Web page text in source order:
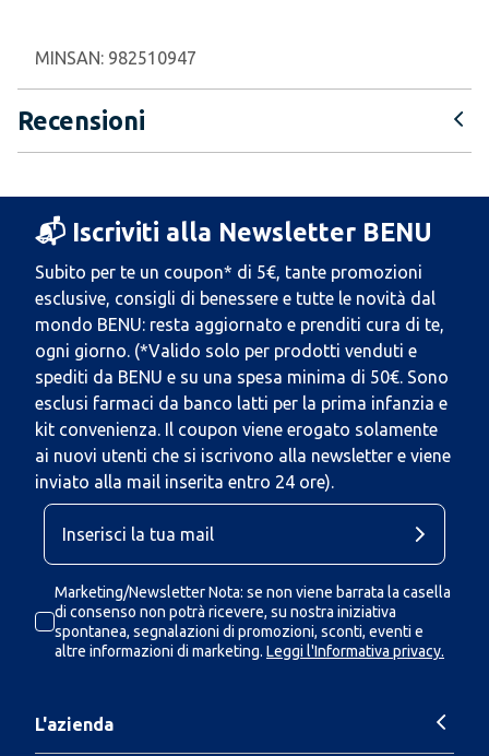
MINSAN: 982510947
Recensioni
📬 Iscriviti alla Newsletter BENU
Subito per te un coupon* di 5€, tante promozioni
esclusive, consigli di benessere e tutte le novità dal
mondo BENU: resta aggiornato e prenditi cura di te,
ogni giorno. (*Valido solo per prodotti venduti e
spediti da BENU e su una spesa minima di 50€. Sono
esclusi farmaci da banco latti per la prima infanzia e
kit convenienza. Il coupon viene erogato solamente
ai nuovi utenti che si iscrivono alla newsletter e viene
inviato alla mail inserita entro 24 ore).
Marketing/Newsletter Nota: se non viene barrata la casella
di consenso non potrà ricevere, su nostra iniziativa
spontanea, segnalazioni di promozioni, sconti, eventi e
altre informazioni di marketing. Leggi l'Informativa privacy.
L'azienda